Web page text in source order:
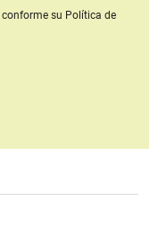
conforme su Política de